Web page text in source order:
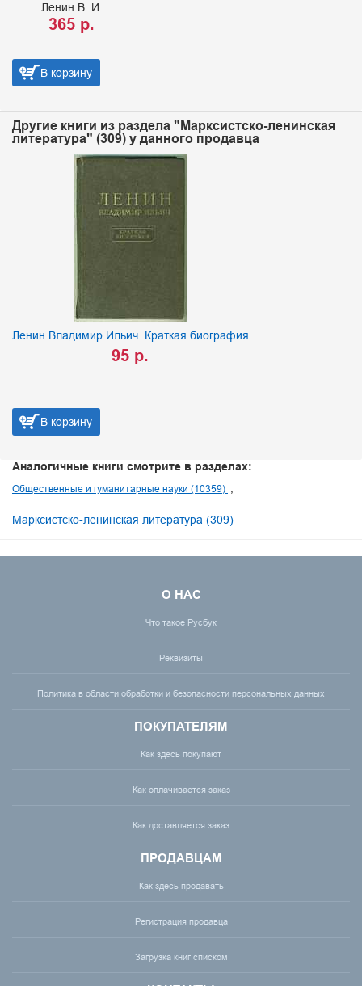
Ленин В. И.
365 р.
В корзину
Другие книги из раздела "Марксистско-ленинская
литература" (309) у данного продавца
Ленин Владимир Ильич. Краткая биография
95 р.
В корзину
Аналогичные книги смотрите в разделах:
Общественные и гуманитарные науки (10359)
Марксистско-ленинская литература (309)
О НАС
Что такое Русбук
Реквизиты
Политика в области обработки и безопасности персональных данных
ПОКУПАТЕЛЯМ
Как здесь покупают
Как оплачивается заказ
Как доставляется заказ
ПРОДАВЦАМ
Как здесь продавать
Регистрация продавца
Загрузка книг списком